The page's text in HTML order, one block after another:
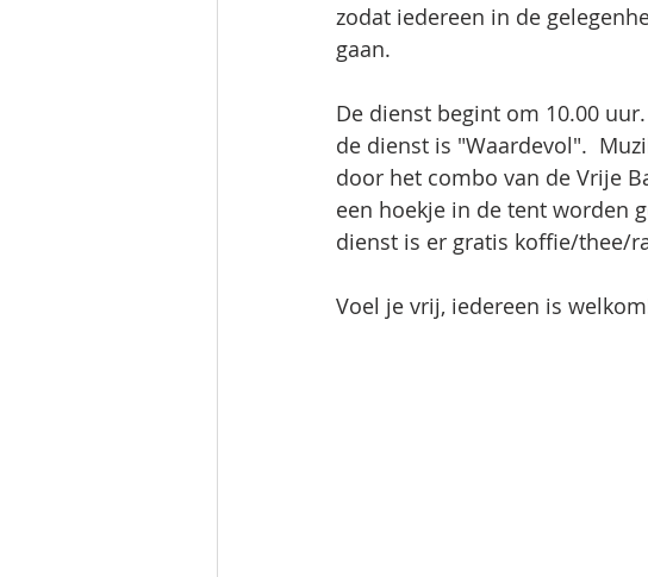
zodat iedereen in de
gaan.
De dienst begint om 10.00
de dienst is "Waardevol".
door het combo van de Vrije
een hoekje in de tent worden
dienst is er gratis koffie/thee/
Voel je vrij, iedereen is